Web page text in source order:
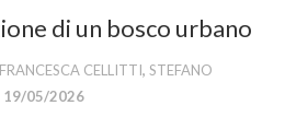
Iscrizione
SISEF
di un bosco urbano
FRANCESCA CELLITTI, STEFANO
19/05/2026